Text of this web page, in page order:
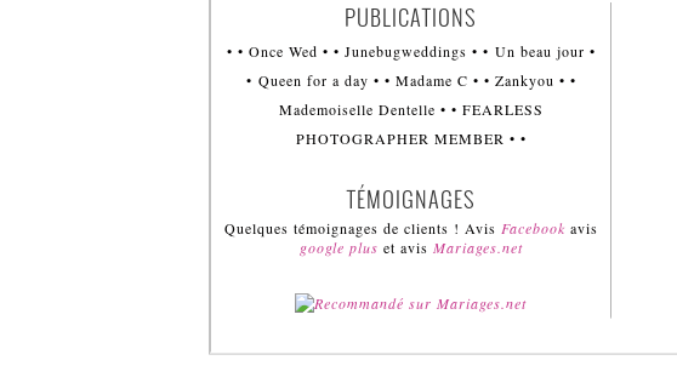
PUBLICATIONS
• • Once Wed • • Junebugweddings • • Un beau jour •
• Queen for a day • • Madame C • • Zankyou • •
Mademoiselle Dentelle • • FEARLESS
PHOTOGRAPHER MEMBER • •
TÉMOIGNAGES
Quelques témoignages de clients ! Avis Facebook avis
google plus et avis Mariages.net